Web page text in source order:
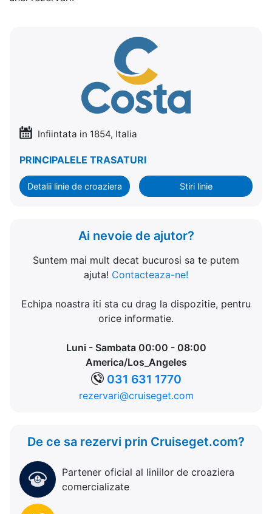
Infiintata in 1854, Italia
PRINCIPALELE TRASATURI
Detalii linie de croaziera Stiri linie
Ai nevoie de ajutor?
Suntem mai mult decat bucurosi sa te putem
ajuta! Contacteaza-ne!
Echipa noastra iti sta cu drag la dispozitie, pentru
orice informatie.
Luni - Sambata 00:00 - 08:00
America/Los_Angeles
031 631 1770
rezervari@cruiseget.com
De ce sa rezervi prin Cruiseget.com?
Partener oficial al liniilor de croaziera
comercializate